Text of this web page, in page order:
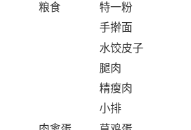
粮食
特一粉
手擀面
水饺皮子
腿肉
精瘦肉
小排